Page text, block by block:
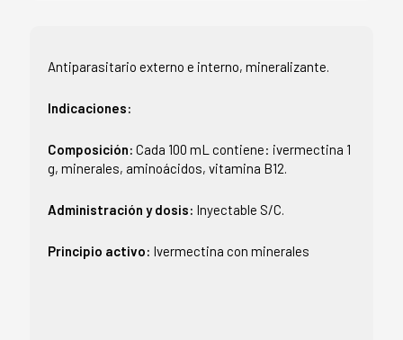
Antiparasitario externo e interno, mineralizante.
Indicaciones:
Composición: Cada 100 mL contiene: ivermectina 1
g, minerales, aminoácidos, vitamina B12.
Administración y dosis: Inyectable S/C.
Principio activo: Ivermectina con minerales